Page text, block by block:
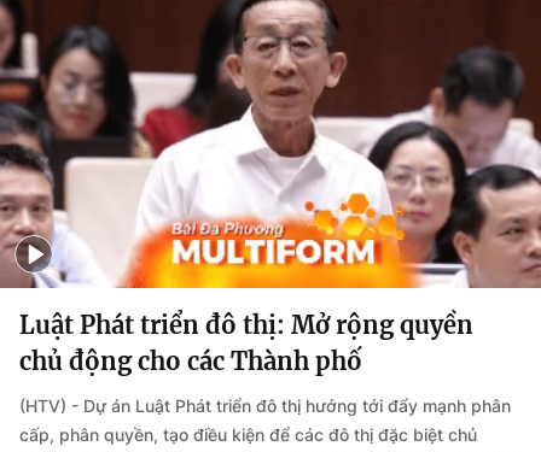
Luật Phát triển đô thị: Mở rộng quyền
chủ động cho các Thành phố
(HTV) - Dự án Luật Phát triển đô thị hướng tới đẩy mạnh phân
cấp, phân quyền, tạo điều kiện để các đô thị đặc biệt chủ